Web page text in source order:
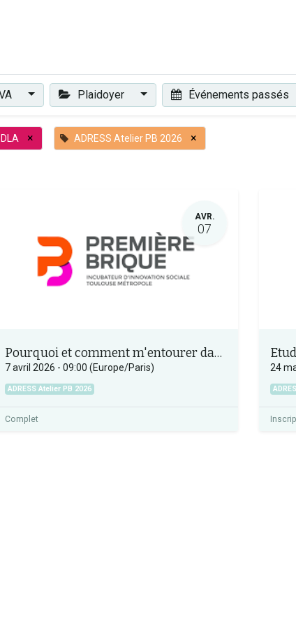
Les
Plaidoyer Événements passés
× ADRESS Atelier PB 2026 ×
AVR.
07
Pourquoi et comment m'entourer dans le projet
7 avril 2026 - 09:00 (Europe/Paris)
ADRESS Atelier PB 2026
Complet
24